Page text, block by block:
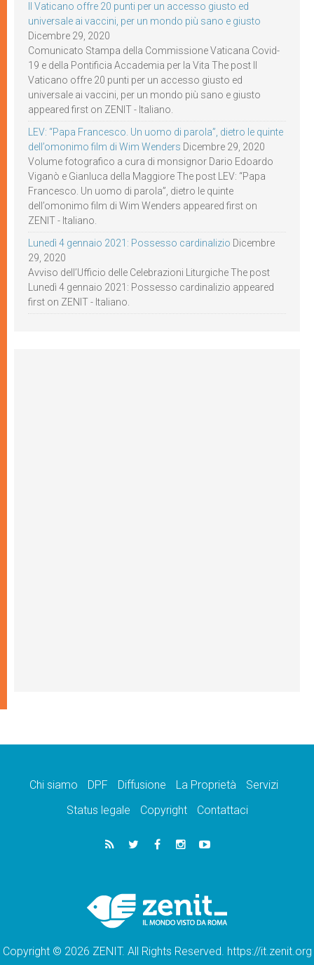
Il Vaticano offre 20 punti per un accesso giusto ed
universale ai vaccini, per un mondo più sano e giusto
Dicembre 29, 2020
Comunicato Stampa della Commissione Vaticana Covid-
19 e della Pontificia Accademia per la Vita The post Il
Vaticano offre 20 punti per un accesso giusto ed
universale ai vaccini, per un mondo più sano e giusto
appeared first on ZENIT - Italiano.
LEV: “Papa Francesco. Un uomo di parola”, dietro le quinte
dell’omonimo film di Wim Wenders Dicembre 29, 2020
Volume fotografico a cura di monsignor Dario Edoardo
Viganò e Gianluca della Maggiore The post LEV: “Papa
Francesco. Un uomo di parola”, dietro le quinte
dell’omonimo film di Wim Wenders appeared first on
ZENIT - Italiano.
Lunedì 4 gennaio 2021: Possesso cardinalizio Dicembre
29, 2020
Avviso dell’Ufficio delle Celebrazioni Liturgiche The post
Lunedì 4 gennaio 2021: Possesso cardinalizio appeared
first on ZENIT - Italiano.
Chi siamo DPF Diffusione La Proprietà
Servizi
Status legale
Copyright Contattaci
Copyright © 2026 ZENIT. All Rights Reserved. https://it.zenit.org